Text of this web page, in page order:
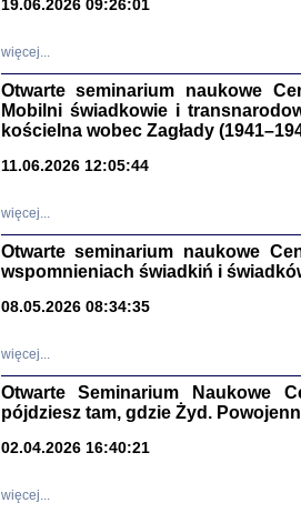
19.06.2026 09:26:01
więcej...
Otwarte seminarium naukowe
Mobilni świadkowie i
kościelna wobec Zagłady
11.06.2026 12:05:44
więcej...
Otwarte seminarium naukowe
wspomnieniach świadkiń i
08.05.2026 08:34:35
więcej...
Otwarte Seminarium Naukowe
pójdziesz tam, gdzie Żyd.
02.04.2026 16:40:21
więcej...